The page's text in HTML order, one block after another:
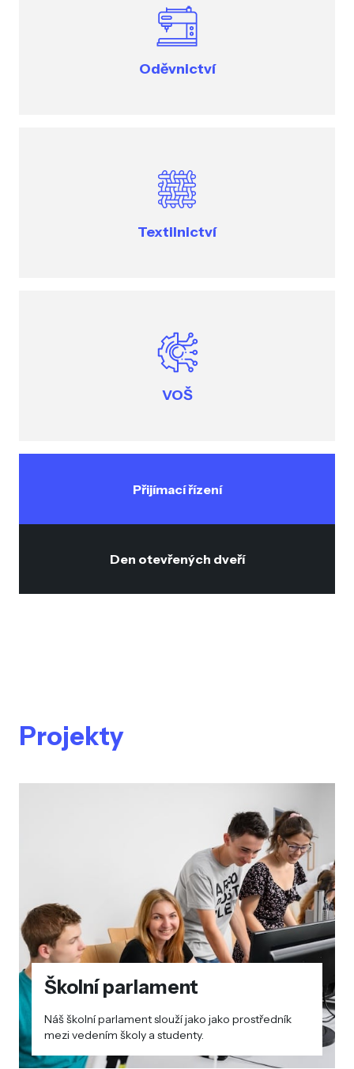
Oděvnictví
Textilnictví
VOŠ
Přijímací řízení
Den otevřených dveří
Projekty
Školní parlament
Náš školní parlament slouží jako jako prostředník
mezi vedením školy a studenty.